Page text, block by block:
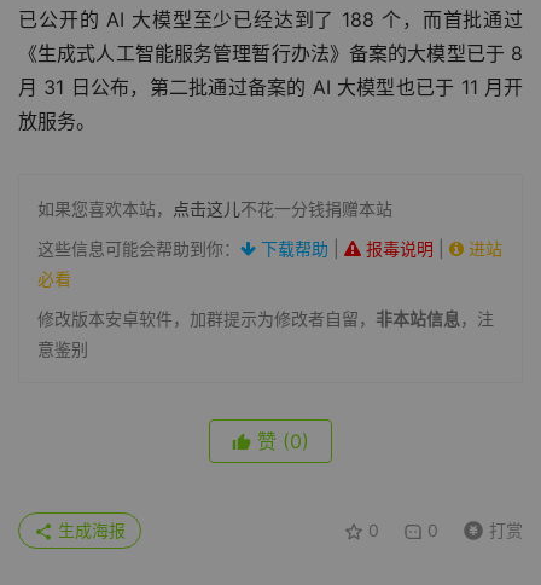
已公开的 AI 大模型至少已经达到了 188 个，而首批通过
《生成式人工智能服务管理暂行办法》备案的大模型已于 8
月 31 日公布，第二批通过备案的 AI 大模型也已于 11 月开
放服务。
如果您喜欢本站， 点击这儿不花一分钱捐赠本站
这些信息可能会帮助到你：
下载帮助 报毒说明
进站
必看
修改版本安卓软件，加群提示为修改者自留， 非本站信息，注
意鉴别
赞 (0)
0 0 打赏
生成海报